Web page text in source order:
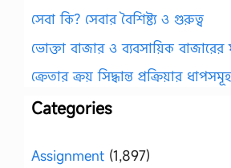
সেবা কি? সেবার বৈশিষ্ট্য ও গুরুত্ব
ভোক্তা বাজার ও ব্যবসায়িক বাজারের
ক্রেতার ক্রয় সিদ্ধান্ত প্রক্রিয়ার
Categories
Assignment (1,897)